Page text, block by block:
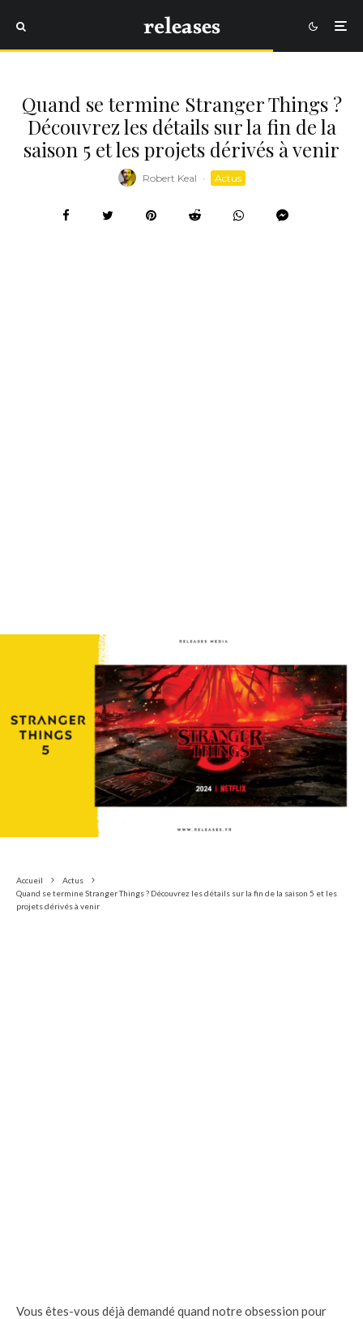
Quand se termine Stranger Things ?
Découvrez les détails sur la fin de la
saison 5 et les projets dérivés à venir
Robert Keal · Actus
Accueil
Actus
Quand se termine Stranger Things ? Découvrez les détails sur la fin de la saison 5 et les
projets dérivés à venir
Vous êtes-vous déjà demandé quand notre obsession pour